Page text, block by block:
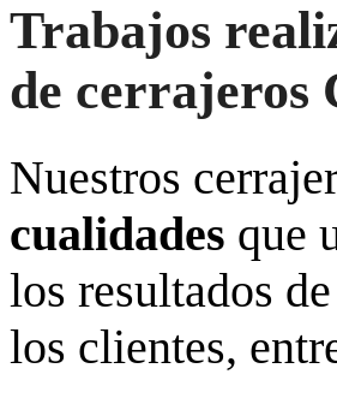
Trabajos
de cerrajeros
Nuestros
cualidades que
los resultados
los clientes,